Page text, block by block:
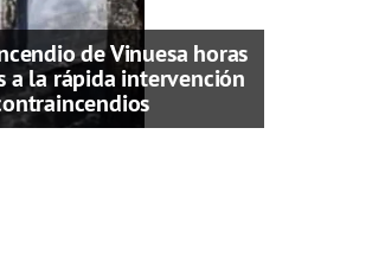
de Vinuesa horas
a la rápida intervención